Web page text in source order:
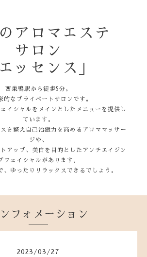
アロマエステ
サロン
エッセンス」
西巣鴨駅から徒歩5分。
的なプライベートサロンです。
イシャルをメインとしたメニューを提供し
ています。
を整え自己治癒力を高めるアロママッサー
ジや、
アップ、美白を目的としたアンチエイジン
フェイシャルがあります。
、ゆったりリラックスできるでしょう。
フォメーション
2023 /03 /27